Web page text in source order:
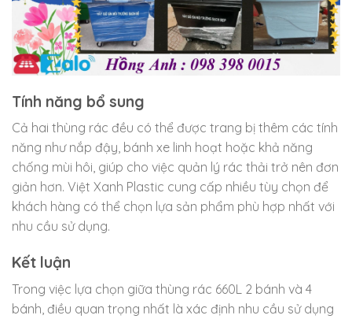
Tính năng bổ sung
Cả hai thùng rác đều có thể được trang bị thêm các tính
năng như nắp đậy, bánh xe linh hoạt hoặc khả năng
chống mùi hôi, giúp cho việc quản lý rác thải trở nên đơn
giản hơn. Việt Xanh Plastic cung cấp nhiều tùy chọn để
khách hàng có thể chọn lựa sản phẩm phù hợp nhất với
nhu cầu sử dụng.
Kết luận
Trong việc lựa chọn giữa thùng rác 660L 2 bánh và 4
bánh, điều quan trọng nhất là xác định nhu cầu sử dụng